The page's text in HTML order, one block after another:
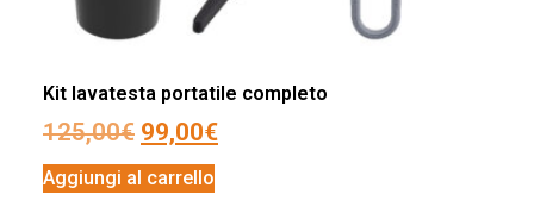
Kit lavatesta portatile completo
125,00€ 99,00€
Aggiungi al carrello